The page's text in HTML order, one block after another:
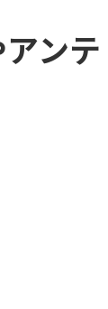
・短大の
パンフ
学部
入学共通テス
入学共通テス
ンテ